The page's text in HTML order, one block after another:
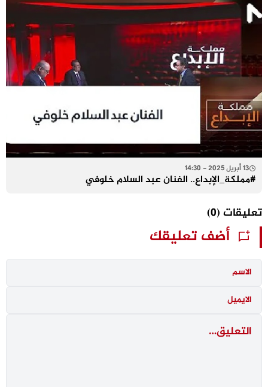
13 أبريل 2025 - 14:30
#مملكة_الإبداع.. الفنان عبد السلام خلوفي
تعليقات (0)
أضف تعليقك